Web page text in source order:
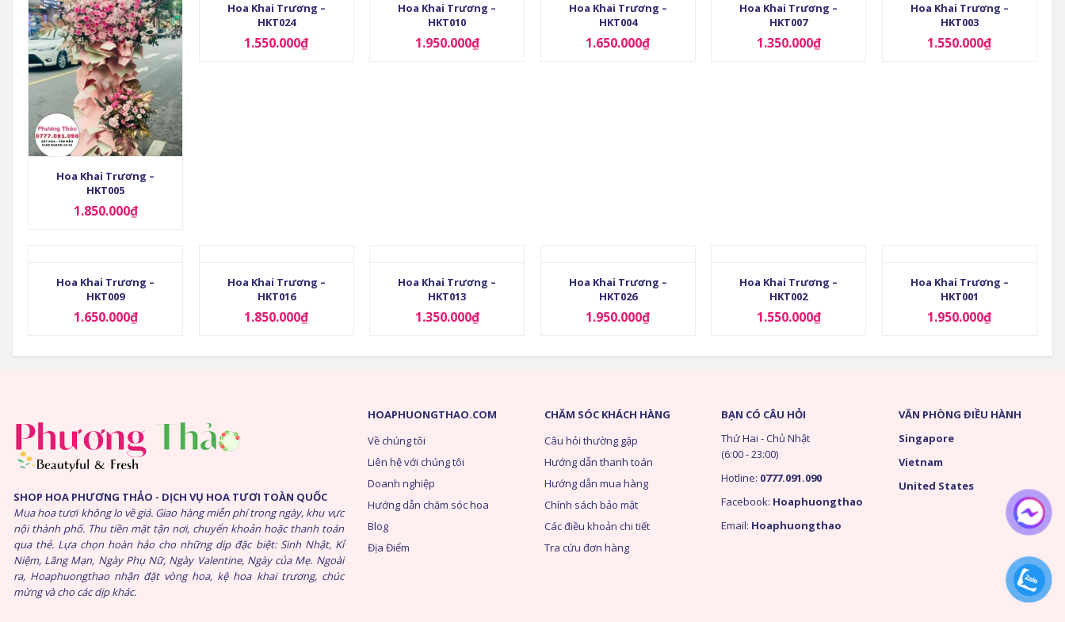
+
Hoa Khai Trương –
HKT005
1.850.000₫
Hoa Khai Trương –
HKT024
1.550.000₫
Hoa Khai Trương –
HKT010
1.950.000₫
Hoa Khai Trương –
HKT004
1.650.000₫
Hoa Khai Trương –
HKT007
1.350.000₫
Hoa Khai Trương –
HKT003
1.550.000₫
Hoa Khai Trương –
HKT009
1.650.000₫
Hoa Khai Trương –
HKT016
1.850.000₫
Hoa Khai Trương –
HKT013
1.350.000₫
Hoa Khai Trương –
HKT026
1.950.000₫
Hoa Khai Trương –
HKT002
1.550.000₫
Hoa Khai Trương –
HKT001
1.950.000₫
SHOP HOA PHƯƠNG THẢO - DỊCH VỤ HOA TƯƠI TOÀN QUỐC
Mua hoa tươi không lo về giá. Giao hàng miễn phí trong ngày, khu vực
nội thành phố. Thu tiền mặt tận nơi, chuyển khoản hoặc thanh toán
qua thẻ. Lựa chọn hoàn hảo cho những dịp đặc biệt: Sinh Nhật, Kỉ
Niệm, Lãng Mạn, Ngày Phụ Nữ, Ngày Valentine, Ngày của Mẹ. Ngoài
ra, Hoaphuongthao nhận đặt vòng hoa, kệ hoa khai trương, chúc
mừng và cho các dịp khác.
HOAPHUONGTHAO.COM
Về chúng tôi
Liên hệ với chúng tôi
Doanh nghiệp
Hướng dẫn chăm sóc hoa
Blog
Địa Điểm
CHĂM SÓC KHÁCH HÀNG
Câu hỏi thường gặp
Hướng dẫn thanh toán
Hướng dẫn mua hàng
Chính sách bảo mật
Các điều khoản chi tiết
Tra cứu đơn hàng
BẠN CÓ CÂU HỎI
Thứ Hai - Chủ Nhật
(6:00 - 23:00)
Hotline: 0777.091.090
Facebook: Hoaphuongthao
Email: Hoaphuongthao
VĂN PHÒNG ĐIỀU HÀNH
Singapore
Vietnam
United States